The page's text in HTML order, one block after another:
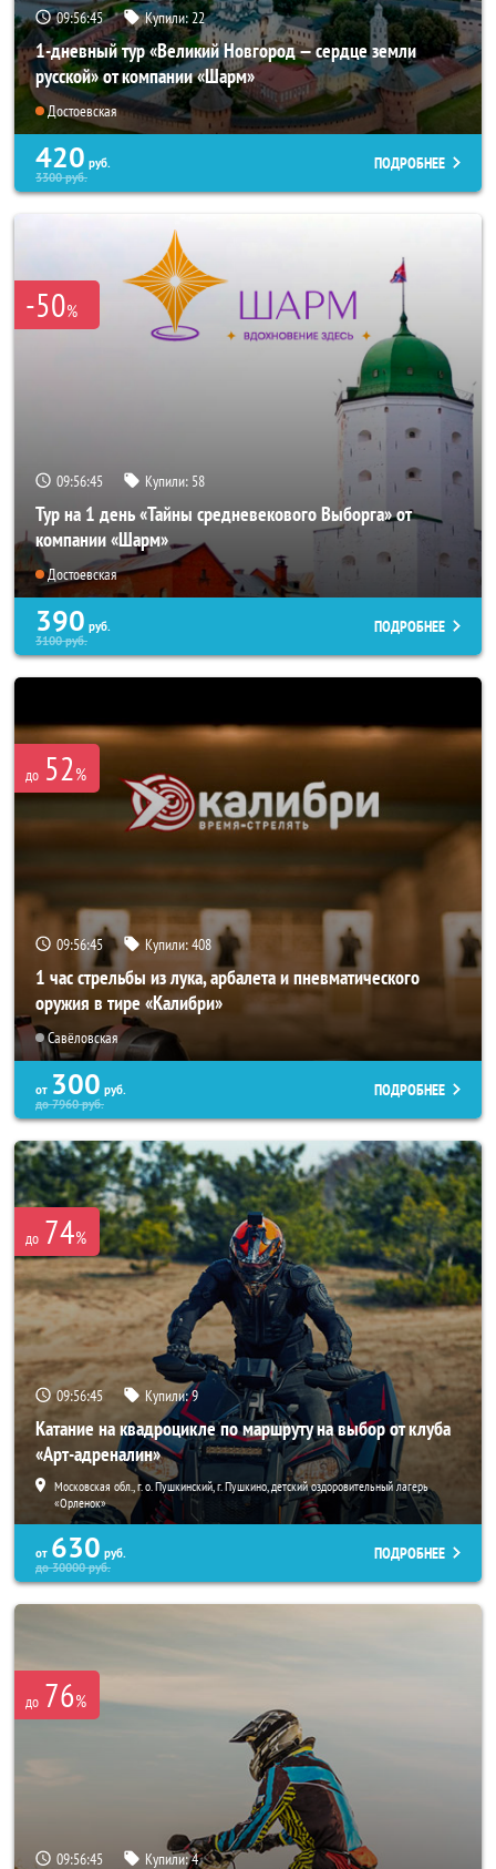
09:56:43 Купили: 22
1-дневный тур «Великий Новгород — сердце земли
русской» от компании «Шарм»
Достоевская
420 руб.
3300руб.
ПОДРОБНЕЕ
-50%
09:56:43 Купили: 58
Тур на 1 день «Тайны средневекового Выборга» от
компании «Шарм»
Достоевская
390 руб.
3100руб.
ПОДРОБНЕЕ
до 52%
09:56:43 Купили:408
1 час стрельбы из лука, арбалета и пневматического
оружия в тире «Калибри»
Савёловская
от 300 руб.
до7960руб.
ПОДРОБНЕЕ
до 74%
09:56:43 Купили:9
Катание на квадроцикле по маршруту на выбор от клуба
«Арт-адреналин»
Московская обл., г. о. Пушкинский, г. Пушкино, детский оздоровительный лагерь
«Орленок»
от 630 руб.
до30000руб.
ПОДРОБНЕЕ
до 76%
09:56:43 Купили:4